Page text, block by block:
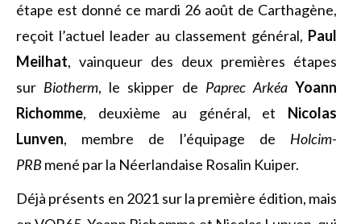
étape est donné ce mardi 26 août de Carthagène,
reçoit l’actuel leader au classement général, Paul
Meilhat, vainqueur des deux premières étapes
sur Biotherm, le skipper de Paprec Arkéa Yoann
Richomme, deuxième au général, et Nicolas
Lunven, membre de l’équipage de Holcim-
PRB mené par la Néerlandaise Rosalin Kuiper.
Déjà présents en 2021 sur la première édition, mais